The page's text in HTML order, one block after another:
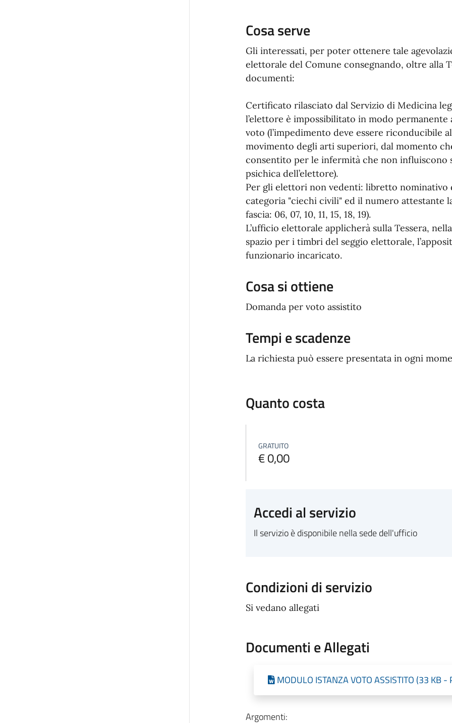
Cosa serve
Gli interessati, per poter ottenere tale
elettorale del Comune consegnando, oltre alla
documenti:
Certificato rilasciato dal Servizio di Medicina
l’elettore è impossibilitato in modo
voto (l’impedimento deve essere riconducibile
movimento degli arti superiori, dal momento
consentito per le infermità che non influiscono
psichica dell’elettore).
Per gli elettori non vedenti: libretto nominativo
categoria "ciechi civili" ed il numero attestante
fascia: 06, 07, 10, 11, 15, 18, 19).
L’ufficio elettorale applicherà sulla Tessera,
spazio per i timbri del seggio elettorale,
funzionario incaricato.
Cosa si ottiene
Domanda per voto assistito
Tempi e scadenze
La richiesta può essere presentata in ogni
Quanto costa
GRATUITO
€ 0,00
Accedi al servizio
Il servizio è disponibile nella sede dell'ufficio
Condizioni di servizio
Si vedano allegati
Documenti e Allegati
MODULO ISTANZA VOTO ASSISTITO (33
Argomenti: